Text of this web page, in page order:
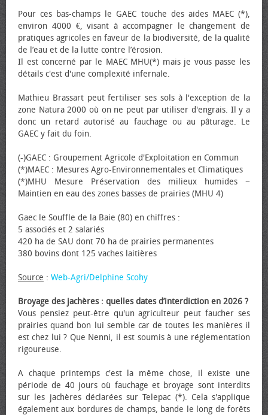
Pour ces bas-champs le GAEC touche des aides MAEC (*),
environ 4000 €, visant à accompagner le changement de
pratiques agricoles en faveur de la biodiversité, de la qualité
de l’eau et de la lutte contre l’érosion.
Il est concerné par le MAEC MHU(*) mais je vous passe les
détails c'est d'une complexité infernale.
Mathieu Brassart peut fertiliser ses sols à l'exception de la
zone Natura 2000 où on ne peut par utiliser d'engrais. Il y a
donc un retard autorisé au fauchage ou au pâturage. Le
GAEC y fait du foin.
(-)GAEC : Groupement Agricole d'Exploitation en Commun
(*)MAEC : Mesures Agro-Environnementales et Climatiques
(*)MHU Mesure Préservation des milieux humides −
Maintien en eau des zones basses de prairies (MHU 4)
Gaec le Souffle de la Baie (80) en chiffres :
5 associés et 2 salariés
420 ha de SAU dont 70 ha de prairies permanentes
380 bovins dont 125 vaches laitières
Source : Web-Agri/Delphine Scohy
Broyage des jachères : quelles dates d’interdiction en 2026 ?
Vous pensiez peut-être qu'un agriculteur peut faucher ses
prairies quand bon lui semble car de toutes les manières il
est chez lui ? Que Nenni, il est soumis à une réglementation
rigoureuse.
A chaque printemps c'est la même chose, il existe une
période de 40 jours où fauchage et broyage sont interdits
sur les jachères déclarées sur Telepac (*). Cela s'applique
également aux bordures de champs, bande le long de forêts